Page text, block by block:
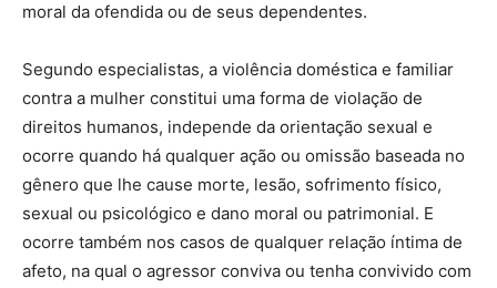
moral da ofendida ou de seus dependentes.
Segundo especialistas, a violência doméstica e familiar
contra a mulher constitui uma forma de violação de
direitos humanos, independe da orientação sexual e
ocorre quando há qualquer ação ou omissão baseada no
gênero que lhe cause morte, lesão, sofrimento físico,
sexual ou psicológico e dano moral ou patrimonial. E
ocorre também nos casos de qualquer relação íntima de
afeto, na qual o agressor conviva ou tenha convivido com